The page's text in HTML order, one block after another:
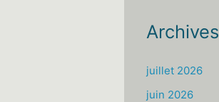
Archives
juillet 2026
juin 2026